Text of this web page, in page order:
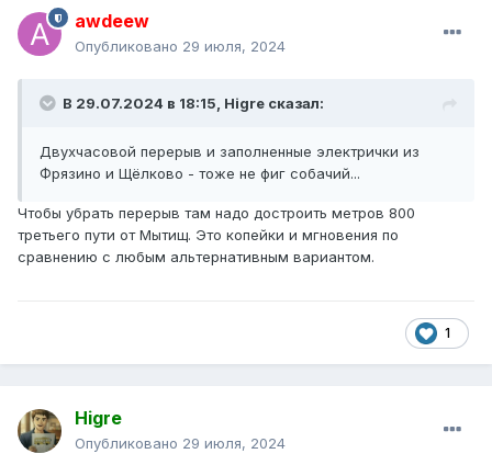
awdeew
Опубликовано 29 июля, 2024
В 29.07.2024 в 18:15, Higre сказал:
Двухчасовой перерыв и заполненные электрички из
Фрязино и Щёлково - тоже не фиг собачий...
Чтобы убрать перерыв там надо достроить метров 800
третьего пути от Мытищ. Это копейки и мгновения по
сравнению с любым альтернативным вариантом.
1
Higre
Опубликовано 29 июля, 2024